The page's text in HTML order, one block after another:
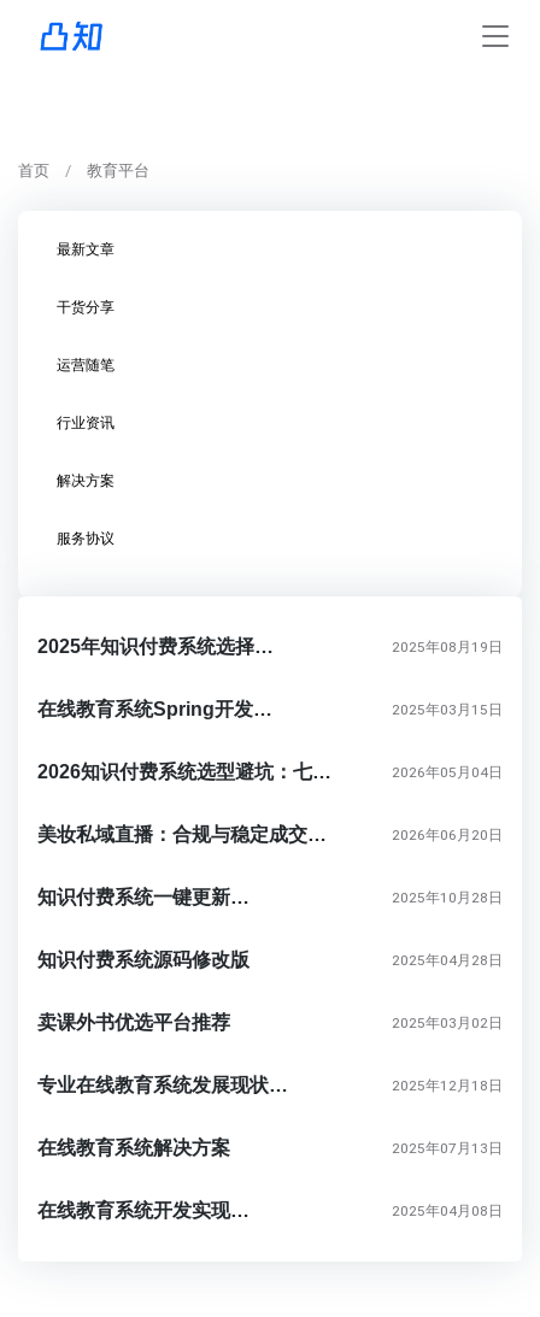
首页 教育平台
最新文章
干货分享
运营随笔
行业资讯
解决方案
服务协议
2025年知识付费系统选择指南 2025年08月19日
在线教育系统Spring开发教程 2025年03月15日
2026知识付费系统选型避坑：七步锁定你的专属卖课平台 2026年05月04日
美妆私域直播：合规与稳定成交，才是真正的护城河 2026年06月20日
知识付费系统一键更新功能 2025年10月28日
知识付费系统源码修改版 2025年04月28日
卖课外书优选平台推荐 2025年03月02日
专业在线教育系统发展现状与前景分析 2025年12月18日
在线教育系统解决方案 2025年07月13日
在线教育系统开发实现方法 2025年04月08日